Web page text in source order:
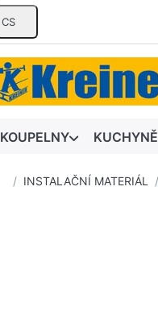
CS
KOUPELNY KUCHYNĚ
Domovská stránka
INSTALAČNÍ MATERIÁL